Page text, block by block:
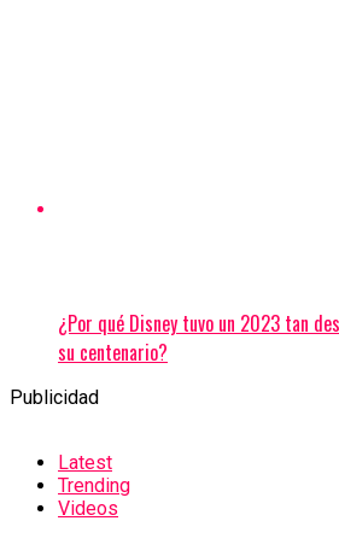
¿Por qué Disney tuvo un 2023 tan
su centenario?
Publicidad
Latest
Trending
Videos